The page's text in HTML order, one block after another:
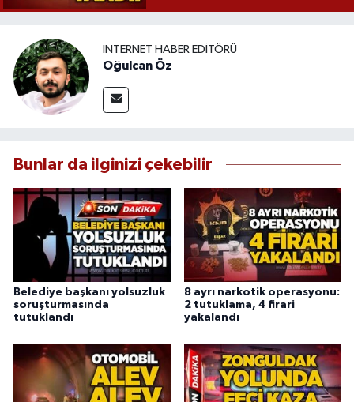
İNTERNET HABER EDITÖRÜ
Oğulcan Öz
Bunlar da ilginizi çekebilir
Belediye başkanı yolsuzluk
soruşturmasında
tutuklandı
8 ayrı narkotik operasyonu:
2 tutuklama, 4 firari
yakalandı